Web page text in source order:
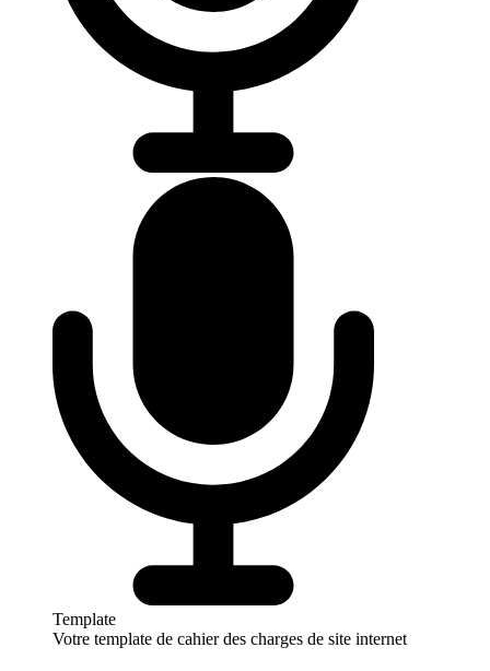
Template
Votre template de cahier des charges de site internet